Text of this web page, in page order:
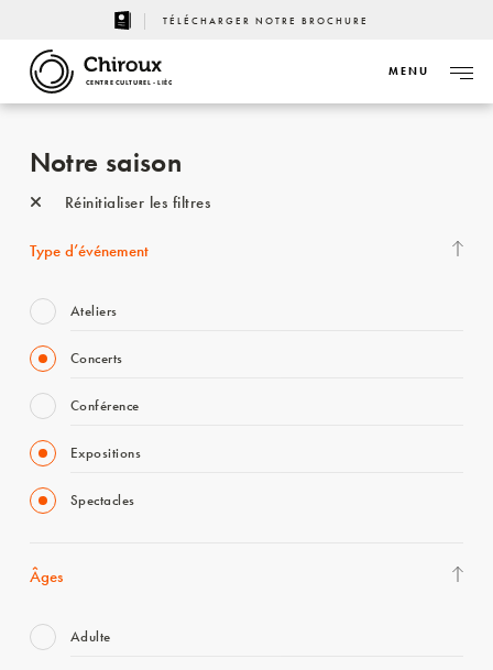
TÉLÉCHARGER NOTRE BROCHURE
CENTRE CULTUREL - LIÈGE
MENU
Notre saison
Réinitialiser les filtres
Type d’événement
Ateliers
Concerts
Conférence
Expositions
Spectacles
Âges
Adulte